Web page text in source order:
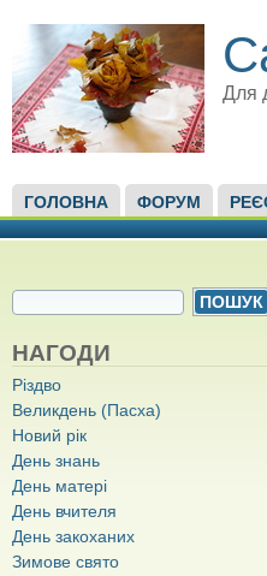
Для
ГОЛОВНЕ МЕНЮ
ГОЛОВНА ФОРУМ
ПОШУКОВА ФОРМА
НАГОДИ
Різдво
Великдень (Пасха)
Новий рік
День знань
День матері
День вчителя
День закоханих
Зимове свято